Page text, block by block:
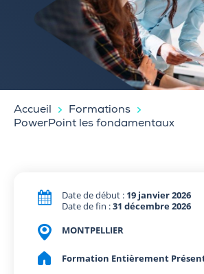
Accueil
Formations
PowerPoint les fondamentaux
Date de début : 19 janvier 2026
Date de fin :31 décembre 2026
MONTPELLIER
Formation Entièrement